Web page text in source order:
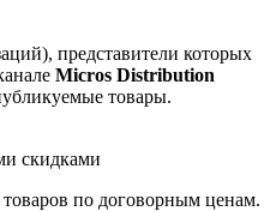
представители которых
Micros Distribution
товары.
скидками
по договорным ценам.